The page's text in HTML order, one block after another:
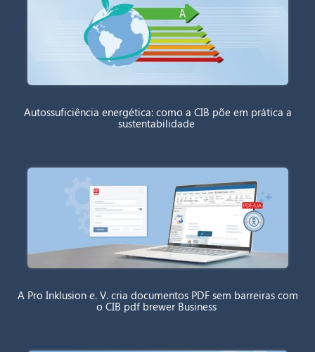
Autossuficiência energética: como a CIB põe em prática a
sustentabilidade
A Pro Inklusion e. V. cria documentos PDF sem barreiras com
o CIB pdf brewer Business